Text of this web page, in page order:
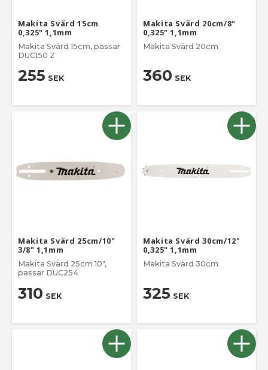
Makita Svärd 15cm
0,325" 1,1mm
Makita Svärd 15cm, passar
DUC150 Z
255 SEK
Makita Svärd 20cm/8"
0,325" 1,1mm
Makita Svärd 20cm
360 SEK
Makita Svärd 25cm/10"
3/8" 1,1mm
Makita Svärd 25cm 10",
passar DUC254
310 SEK
Makita Svärd 30cm/12"
0,325" 1,1mm
Makita Svärd 30cm
325 SEK